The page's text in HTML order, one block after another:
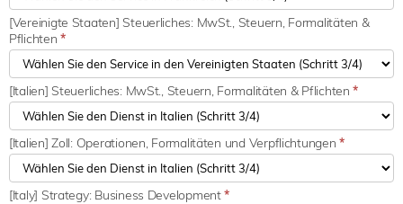
[Vereinigte Staaten] Steuerliches: MwSt., Steuern, Formalitäten &
Pflichten*
[Italien] Steuerliches: MwSt., Steuern, Formalitäten & Pflichten*
[Italien] Zoll: Operationen, Formalitäten und Verpflichtungen*
[Italy] Strategy: Business Development*